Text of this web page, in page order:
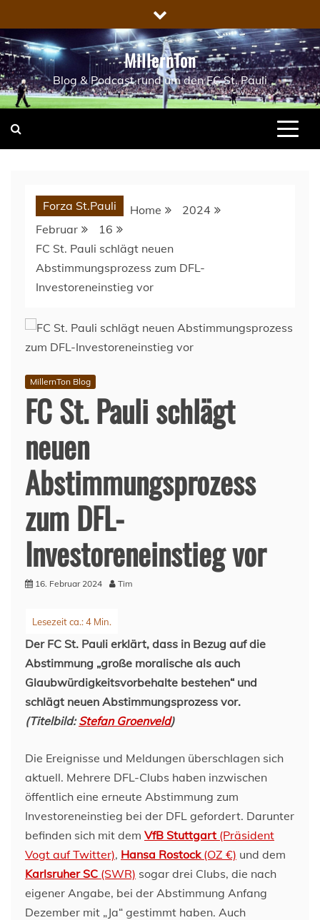
to
content
MillernTon
Blog & Podcast rund um den FC St. Pauli
Forza St.Pauli Home
2024
Februar
16
FC St. Pauli schlägt neuen
Abstimmungsprozess zum DFL-
Investoreneinstieg vor
MillernTon Blog
FC St. Pauli schlägt
neuen
Abstimmungsprozess
zum DFL-
Investoreneinstieg vor
16. Februar 2024 Tim
Der FC St. Pauli erklärt, dass in Bezug auf die
Abstimmung „große moralische als auch
Glaubwürdigkeitsvorbehalte bestehen“ und
schlägt neuen Abstimmungsprozess vor.
(Titelbild:Stefan Groenveld)
Die Ereignisse und Meldungen überschlagen sich
aktuell. Mehrere DFL-Clubs haben inzwischen
öffentlich eine erneute Abstimmung zum
Investoreneinstieg bei der DFL gefordert. Darunter
befinden sich mit dem VfB Stuttgart (Präsident
Vogt auf Twitter), Hansa Rostock(OZ €) und dem
Karlsruher SC (SWR) sogar drei Clubs, die nach
eigener Angabe, bei der Abstimmung Anfang
Dezember mit „Ja“ gestimmt haben. Auch